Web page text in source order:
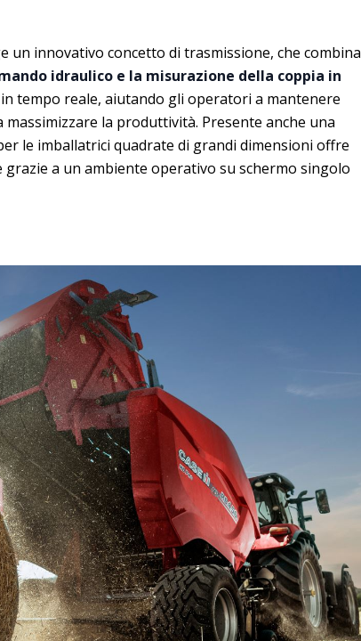
un innovativo concetto di trasmissione, che combina
idraulico e la misurazione della coppia in
tempo reale, aiutando gli operatori a mantenere
la produttività. Presente anche una
le imballatrici quadrate di grandi dimensioni offre
a un ambiente operativo su schermo singolo